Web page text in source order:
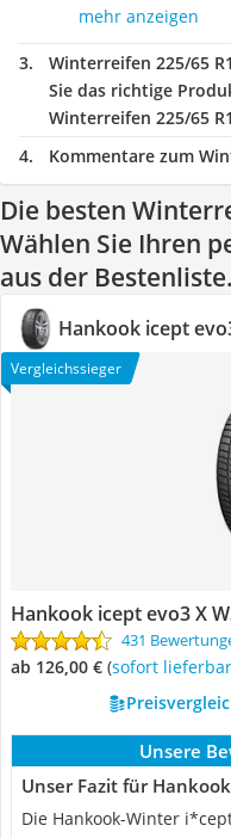
mehr anzeigen
Winterreifen 225/65
Sie das richtige
Winterreifen 225/65
Kommentare zum
Die besten
Wählen Sie Ihren
aus der Bestenliste.
Hankook icept
Vergleichssieger
Hankook icept evo3 X
431
ab 126,00 € ( Sofort lieferbar
Unsere
Unser Fazit für
Die Hankook-Winter